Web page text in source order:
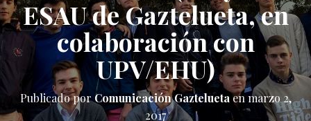
N
A
V
E
G
A
C
I
Ó
ESAU de Gaztelueta, en
colaboración con
UPV/EHU)
Publicado porComunicación Gazteluetaen marzo 2,
2017